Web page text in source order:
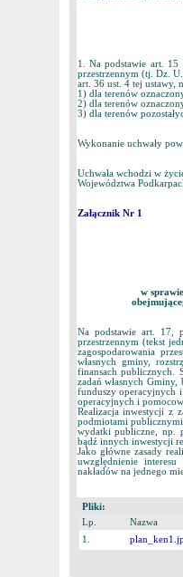
1. Na podstawie art.
przestrzennym (tj. Dz.
art. 36 ust. 4 tej ustawy,
1) dla terenów
2) dla terenów
3) dla terenów
Wykonanie uchwały
Uchwała wchodzi w
Województwa
Załącznik Nr 1
w
Na podstawie art. 17,
przestrzennym (tekst
zagospodarowania
własnych gminy,
finansach publicznych.
zadań własnych
funduszy operacyjnych
operacyjnych i
Realizacja inwestycji z
podmiotami
wydatki publiczne, np.
bądź innych inwestycji
Jako główne zasady
uwzględnienie
nakładów na jednego
Pliki:
Lp.
Nazwa
1.